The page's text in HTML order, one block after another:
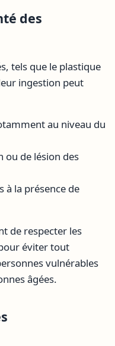
des
tels que le plastique
ingestion peut
au niveau du
ou de lésion des
à la présence de
de respecter les
éviter tout
vulnérables
âgées.